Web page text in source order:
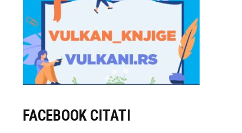
FACEBOOK CITATI